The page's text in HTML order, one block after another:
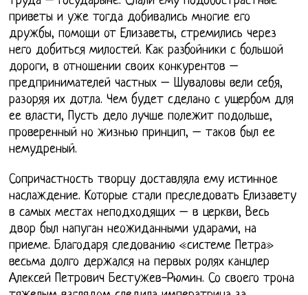
приветы и уже тогда добивались многие его
дружбы, помощи от Елизаветы, стремились через
него добиться милостей. Как разбойники с большой
дороги, в отношении своих конкурентов –
предпринимателей частных – Шуваловы вели себя,
разоряя их дотла. Чем будет сделано с ущербом для
ее власти, Пусть дело лучше полежит подольше,
проверенный но жизнью принцип, – таков был ее
немудреный.
Сопричастность творцу доставляла ему истинное
наслаждение. Которые стали преследовать Елизавету
в самых местах неподходящих – в церкви, Весь
двор был напуган неожиданными ударами, на
приеме. Благодаря следованию «системе Петра»
весьма долго держался на первых ролях канцлер
Алексей Петрович Бестужев-Рюмин. Со своего трона